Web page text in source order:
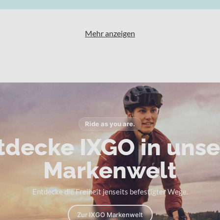
Mehr anzeigen
Ride as you are.
IXGO in
Markenwelt
Entdecke die Freiheit jenseits befestigter Wege.
Zur IXGO Markenwelt